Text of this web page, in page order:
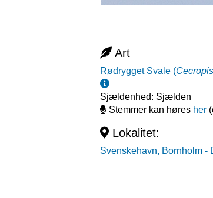
Art
Rødrygget Svale (
Sjældenhed: Sjælden
Stemmer kan høres her
Lokalitet:
Svenskehavn, Bornholm -